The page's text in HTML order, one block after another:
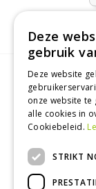
Bloemen
Middelburg
Tuincentrum
kopen
Deze
gebruik
Deze website
onze website te
alle cookies in
Cookiebeleid.
STRIKT